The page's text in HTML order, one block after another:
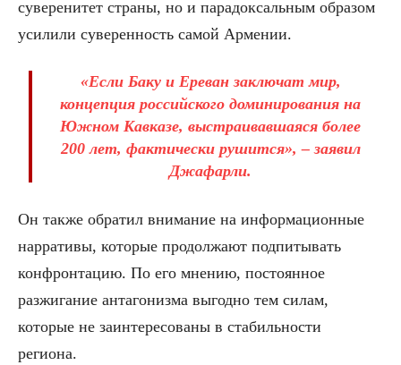
суверенитет страны, но и парадоксальным образом
усилили суверенность самой Армении.
«Если Баку и Ереван заключат мир,
концепция российского доминирования на
Южном Кавказе, выстраивавшаяся более
200 лет, фактически рушится», – заявил
Джафарли.
Он также обратил внимание на информационные
нарративы, которые продолжают подпитывать
конфронтацию. По его мнению, постоянное
разжигание антагонизма выгодно тем силам,
которые не заинтересованы в стабильности
региона.